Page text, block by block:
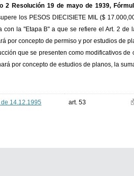
2 Resolución 19 de mayo de 1939,
los PESOS DIECISIETE MIL ($
con la "Etapa B" a que se refiere el Art. 2
por concepto de permiso y por estudios de
que se presenten como modificativos
por concepto de estudios de planos, la
14.12.1995 art. 53